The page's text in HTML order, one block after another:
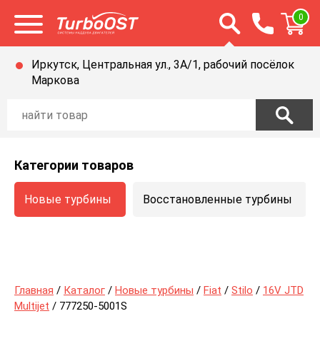
Открыть меню Открыть строку
0
Иркутск, Центральная ул., 3А/1, рабочий посёлок
Маркова
Категории товаров
Новые турбины Восстановленные турбины
Главная / Каталог / Новые турбины / Fiat / Stilo / 16V JTD
Multijet / 777250-5001S